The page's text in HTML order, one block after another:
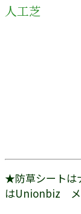
人工芝
★防草シート
はUnionbiz メ